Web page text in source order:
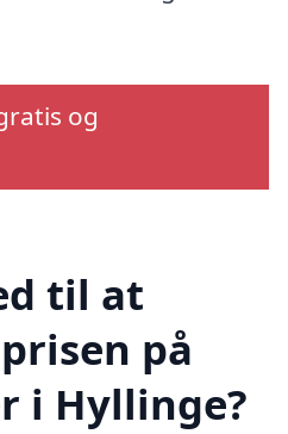
og
til at
på
i Hyllinge?